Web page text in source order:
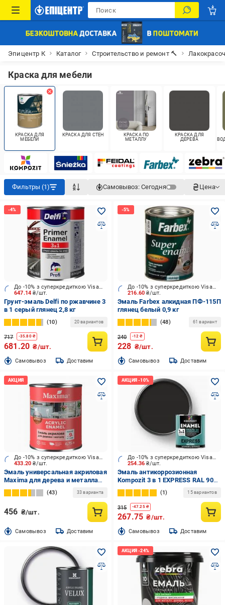
Эпицентр К Каталог Строительство и ремонт 🔨
Краска для мебели
КРАСКА ДЛЯ
МЕБЕЛИ
КРАСКА ДЛЯ СТЕН
КРАСКА ПО
МЕТАЛЛУ
КРАСКА ДЛЯ
ДЕРЕВА
Фильтры (1) Самовывоз: Сегодня Цена
647.14₴/шт.
До -10% з суперкредиткою Visa Вигода
Грунт-эмаль Delfi по ржавчине 3
в 1 серый глянец 2,8 кг
10 20 вариантов
717 -35.80₴
681.20 ₴/шт.
Cамовывоз Доставим
216.60₴/шт.
До -10% з суперкредиткою Visa Вигода
Эмаль Farbex алкидная ПФ-115П
глянец белый 0,9 кг
48 61 вариант
240 -12 ₴
228 ₴/шт.
Cамовывоз Доставим
433.20₴/шт.
До -10% з суперкредиткою Visa Вигода
Эмаль универсальная акриловая
Maxima для дерева и металла
шелковистый мат белая 0,75 л
43 33 варианта
456 ₴/шт.
Cамовывоз Доставим
254.36₴/шт.
До -10% з суперкредиткою Visa Вигода
Эмаль антикоррозионная
Kompozit 3 в 1 EXPRESS RAL 9011
черный мат 0,8 кг
1 15 вариантов
315 -47.25₴
267.75 ₴/шт.
Cамовывоз Доставим